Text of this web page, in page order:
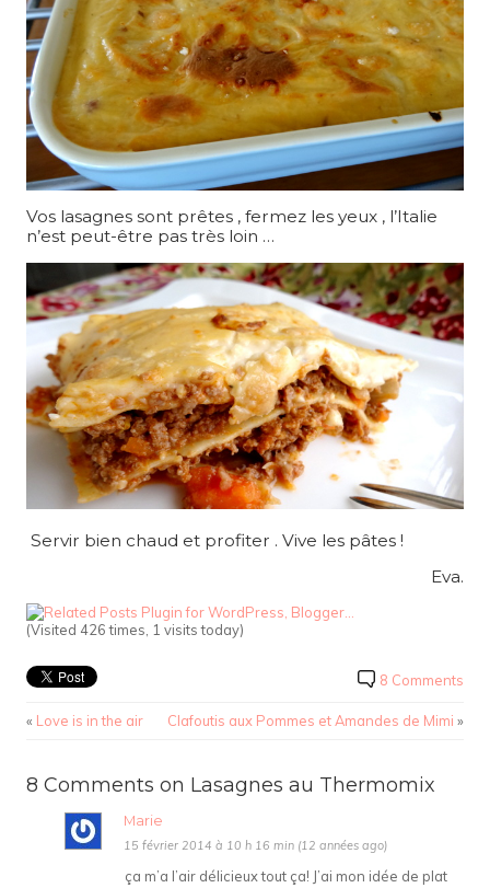
Vos lasagnes sont prêtes , fermez les yeux , l’Italie
n’est peut-être pas très loin …
Servir bien chaud et profiter . Vive les pâtes !
Eva.
(Visited 426 times, 1 visits today)
8 Comments
« Love is in the air Clafoutis aux Pommes et Amandes de Mimi »
8 Comments on Lasagnes au Thermomix
Marie
15 février 2014 à 10 h 16 min (12 années ago)
ça m’a l’air délicieux tout ça! J’ai mon idée de plat